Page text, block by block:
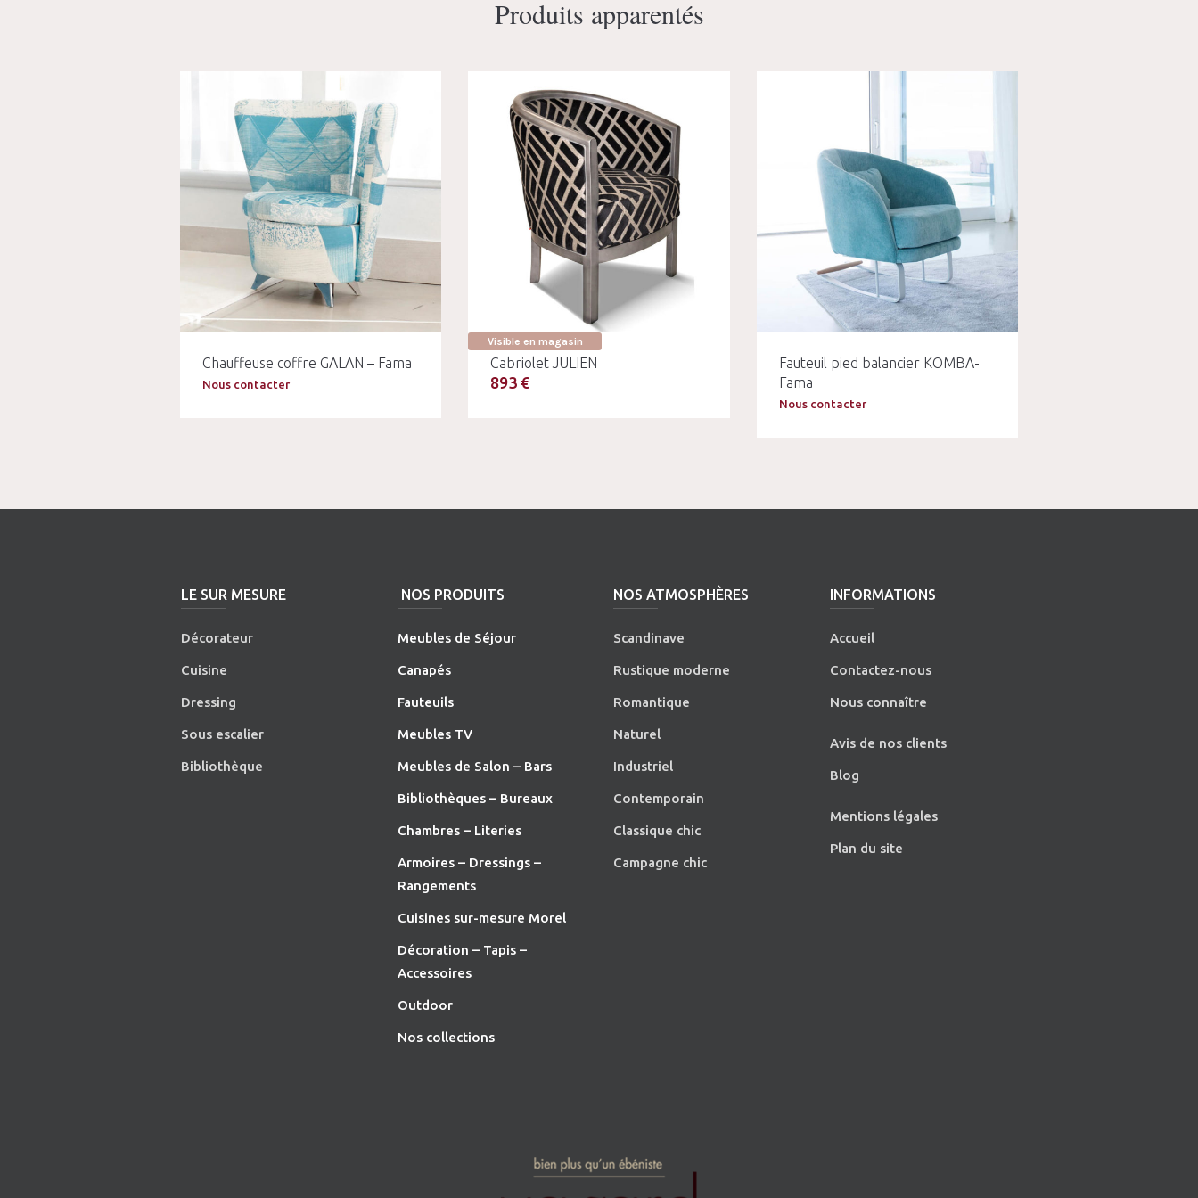
Produits apparentés
Chauffeuse coffre GALAN – Fama
Nous contacter
Visible en magasin
Cabriolet JULIEN
893 €
Fauteuil pied balancier KOMBA-
Fama
Nous contacter
LE SUR MESURE
Décorateur
Cuisine
Dressing
Sous escalier
Bibliothèque
NOS PRODUITS
Meubles de Séjour
Canapés
Fauteuils
Meubles TV
Meubles de Salon – Bars
Bibliothèques – Bureaux
Chambres – Literies
Armoires – Dressings –
Rangements
Cuisines sur-mesure Morel
Décoration – Tapis –
Accessoires
Outdoor
Nos collections
NOS ATMOSPHÈRES
Scandinave
Rustique moderne
Romantique
Naturel
Industriel
Contemporain
Classique chic
Campagne chic
INFORMATIONS
Accueil
Contactez-nous
Nous connaître
Avis de nos clients
Blog
Mentions légales
Plan du site